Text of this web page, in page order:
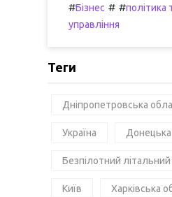
#Бізнес # #політика
управління
Теги
Дніпропетровська
Україна
Безпілотний літальний
Київ Харківська